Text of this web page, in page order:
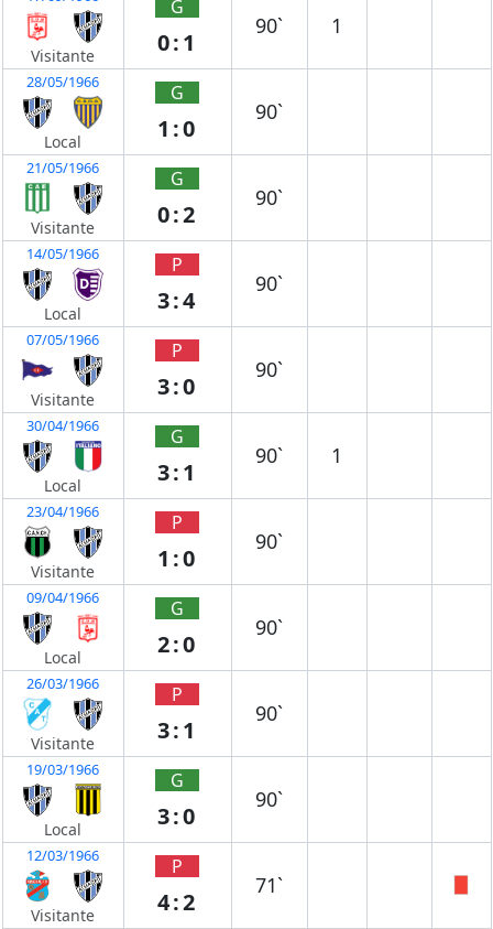
Visitante
G
0:1
90` 1
28/05/1966
Local
G
1:0
90`
21/05/1966
Visitante
G
0:2
90`
14/05/1966
Local
P
3:4
90`
07/05/1966
Visitante
P
3:0
90`
30/04/1966
Local
G
3:1
90` 1
23/04/1966
Visitante
P
1:0
90`
09/04/1966
Local
G
2:0
90`
26/03/1966
Visitante
P
3:1
90`
19/03/1966
Local
G
3:0
90`
12/03/1966
Visitante
P
4:2
71`